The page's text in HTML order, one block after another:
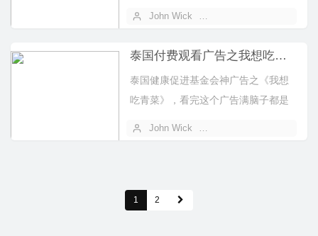
John Wick
泰国付费观看广告之我想吃青菜
泰国健康促进基金会神广告之《我想
吃青菜》，看完这个广告满脑子都是
John Wick
1 2